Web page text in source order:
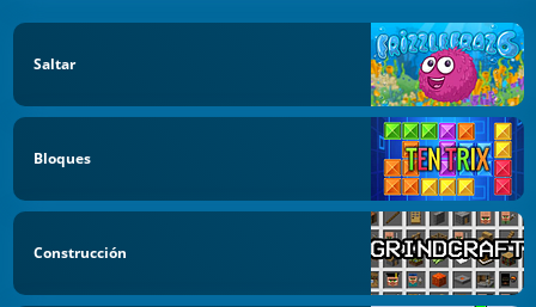
Saltar
Bloques
Construcción